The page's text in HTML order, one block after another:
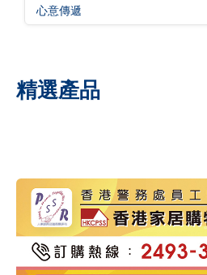
心意傳遞
精選產品